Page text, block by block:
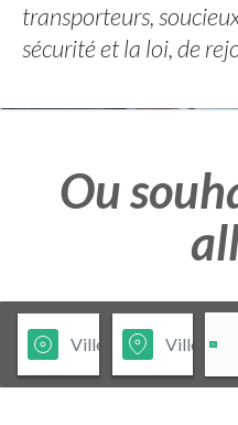
transporteurs,
sécurité et la loi, de
Ou